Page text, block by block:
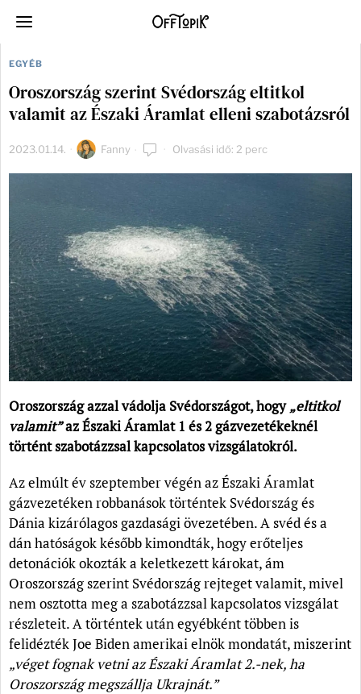
EGYÉB
Oroszország szerint Svédország eltitkol
valamit az Északi Áramlat elleni szabotázsról
2023.01.14. Fanny Olvasási idő: 2 perc
Oroszország azzal vádolja Svédországot, hogy„eltitkol
valamit”az Északi Áramlat 1 és 2 gázvezetékeknél
történt szabotázzsal kapcsolatos vizsgálatokról.
Az elmúlt év szeptember végén az Északi Áramlat
gázvezetéken robbanások történtek Svédország és
Dánia kizárólagos gazdasági övezetében. A svéd és a
dán hatóságok később kimondták, hogy erőteljes
detonációk okozták a keletkezett károkat, ám
Oroszország szerint Svédország rejteget valamit, mivel
nem osztotta meg a szabotázzsal kapcsolatos vizsgálat
részleteit. A történtek után egyébként többen is
felidézték Joe Biden amerikai elnök mondatát, miszerint
„véget fognak vetni az Északi Áramlat 2.-nek, ha
Oroszország megszállja Ukrajnát.”